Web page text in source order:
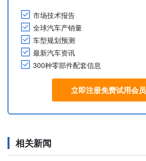
市场技术报告
全球汽车产销量
车型规划预测
最新汽车资讯
300种零部件配套信息
立即注册免费试用会员
相关新闻